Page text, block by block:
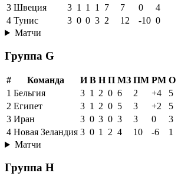
3 Швеция 3 1 1 1 7 7 0
4
4 Тунис 3 0 0 3 2 12 -10 0
Матчи
Группа G
# Команда И В Н П МЗ ПМ РМ О
1 Бельгия 3 1 2 0 6 2 +4
5
2 Египет 3 1 2 0 5 3 +2
5
3 Иран 3 0 3 0 3 3 0
3
4 Новая Зеландия 3 0 1 2 4 10 -6
1
Матчи
Группа H